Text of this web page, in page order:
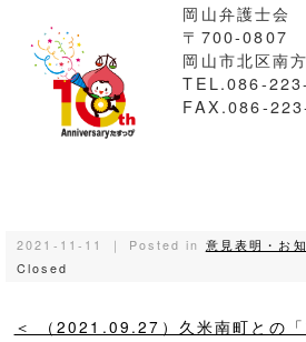
岡山弁護士会
〒700-0807
岡山市北区南
TEL.086-
FAX.086-
2021-11-11 ｜ Posted in 意見表明・お
Closed
＜ （2021.09.27）久米南町との「